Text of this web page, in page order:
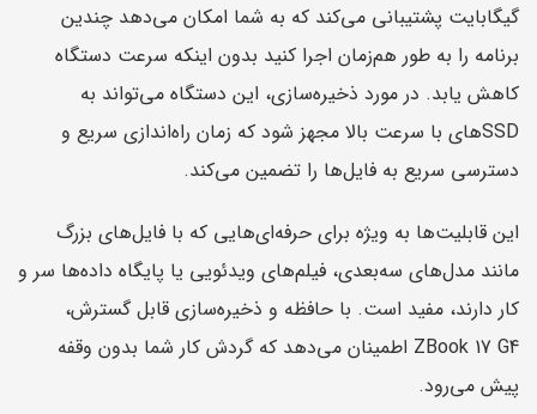
گیگابایت پشتیبانی می‌کند که به شما امکان می‌دهد چندین
برنامه را به طور هم‌زمان اجرا کنید بدون اینکه سرعت دستگاه
کاهش یابد. در مورد ذخیره‌سازی، این دستگاه می‌تواند به
SSDهای با سرعت بالا مجهز شود که زمان راه‌اندازی سریع و
دسترسی سریع به فایل‌ها را تضمین می‌کند.
این قابلیت‌ها به ویژه برای حرفه‌ای‌هایی که با فایل‌های بزرگ
مانند مدل‌های سه‌بعدی، فیلم‌های ویدئویی یا پایگاه داده‌ها سر و
کار دارند، مفید است. با حافظه و ذخیره‌سازی قابل گسترش،
ZBook 17 G4 اطمینان می‌دهد که گردش کار شما بدون وقفه
پیش می‌رود.